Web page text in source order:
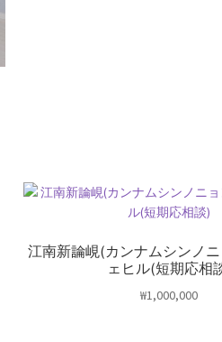
江南新論峴(カンナムシンノ
ェヒル(短期応相
₩1,000,000